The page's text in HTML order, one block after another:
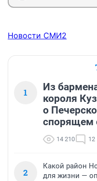
Новости СМИ2
1
Из
короля
о
спорящем
14 210 12
2
Какой район
для жизни —